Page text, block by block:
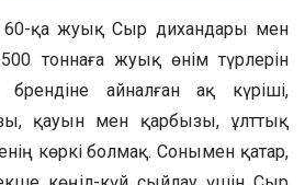
қа жуық Сыр дихандары мен
500 тоннаға жуық өнім түрлерін
айналған ақ күріші,
қауын мен қарбызы, ұлттық
көркі болмақ. Сонымен қатар,